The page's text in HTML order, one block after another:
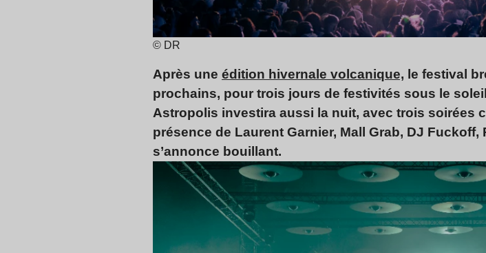
© DR
Après une édition hivernale volcanique, le festival
prochains, pour trois jours de festivités sous le
Astropolis investira aussi la nuit, avec trois soirées
présence de Laurent Garnier, Mall Grab, DJ
s’annonce bouillant.